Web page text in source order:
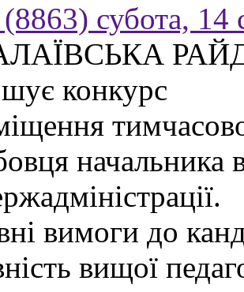
субота, 14
конкурс
начальника
вимоги до
вищої